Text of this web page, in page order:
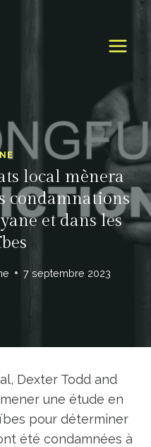
local mènera
condamnations
et dans les
7 septembre 2023
Dexter Todd and
une étude en
pour déterminer
été condamnées à